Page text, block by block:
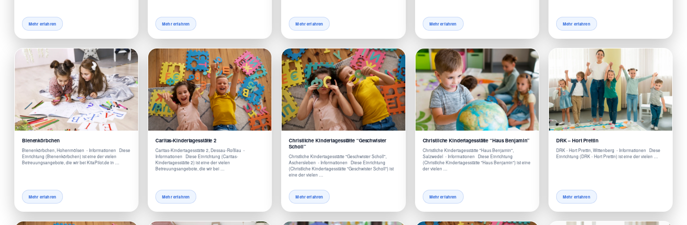
Mehr erfahren Mehr erfahren Mehr erfahren Mehr erfahren Mehr erfahren
Bienenkörbchen
Bienenkörbchen, Hohenmölsen - Informationen Diese
Einrichtung (Bienenkörbchen) ist eine der vielen
Betreuungsangebote, die wir bei KitaPilot.de in …
Mehr erfahren
Caritas-Kindertagesstätte 2
Caritas-Kindertagesstätte 2, Dessau-Roßlau -
Informationen Diese Einrichtung (Caritas-
Kindertagesstätte 2) ist eine der vielen
Betreuungsangebote, die wir bei …
Mehr erfahren
Christliche Kindertagesstätte “Geschwister
Scholl”
Christliche Kindertagesstätte "Geschwister Scholl",
Aschersleben - Informationen Diese Einrichtung
(Christliche Kindertagesstätte "Geschwister Scholl") ist
eine der vielen …
Mehr erfahren
Christliche Kindertagesstätte “Haus Benjamin”
Christliche Kindertagesstätte "Haus Benjamin",
Salzwedel - Informationen Diese Einrichtung
(Christliche Kindertagesstätte "Haus Benjamin") ist eine
der vielen …
Mehr erfahren
DRK – Hort Prettin
DRK - Hort Prettin, Wittenberg - Informationen Diese
Einrichtung (DRK - Hort Prettin) ist eine der vielen …
Mehr erfahren